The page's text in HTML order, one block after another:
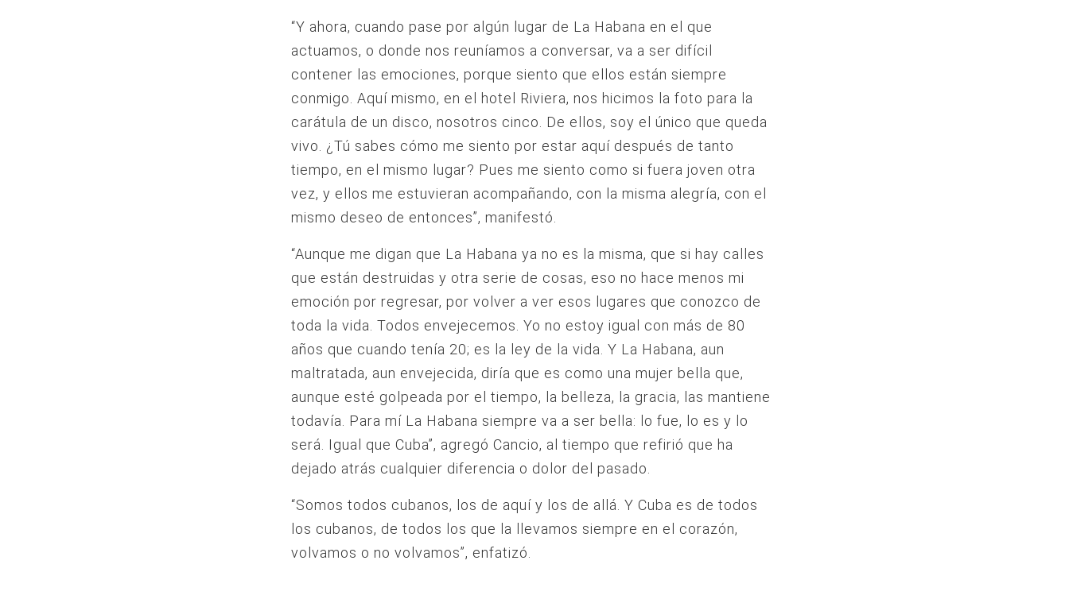
“Y ahora, cuando pase por algún lugar de La Habana en el que
actuamos, o donde nos reuníamos a conversar, va a ser difícil
contener las emociones, porque siento que ellos están siempre
conmigo. Aquí mismo, en el hotel Riviera, nos hicimos la foto para la
carátula de un disco, nosotros cinco. De ellos, soy el único que queda
vivo. ¿Tú sabes cómo me siento por estar aquí después de tanto
tiempo, en el mismo lugar? Pues me siento como si fuera joven otra
vez, y ellos me estuvieran acompañando, con la misma alegría, con el
mismo deseo de entonces”, manifestó.
“Aunque me digan que La Habana ya no es la misma, que si hay calles
que están destruidas y otra serie de cosas, eso no hace menos mi
emoción por regresar, por volver a ver esos lugares que conozco de
toda la vida. Todos envejecemos. Yo no estoy igual con más de 80
años que cuando tenía 20; es la ley de la vida. Y La Habana, aun
maltratada, aun envejecida, diría que es como una mujer bella que,
aunque esté golpeada por el tiempo, la belleza, la gracia, las mantiene
todavía. Para mí La Habana siempre va a ser bella: lo fue, lo es y lo
será. Igual que Cuba”, agregó Cancio, al tiempo que refirió que ha
dejado atrás cualquier diferencia o dolor del pasado.
“Somos todos cubanos, los de aquí y los de allá. Y Cuba es de todos
los cubanos, de todos los que la llevamos siempre en el corazón,
volvamos o no volvamos”, enfatizó.